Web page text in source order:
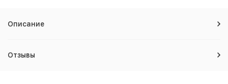
Описание
Отзывы